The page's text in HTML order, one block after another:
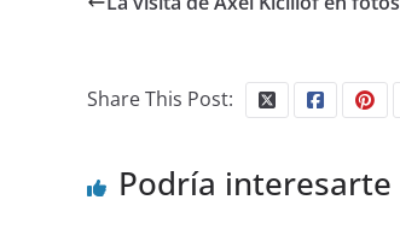
Share This Post:
Podría interesarte